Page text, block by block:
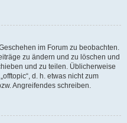
im Forum zu beobachten.
zu ändern und zu löschen und
und zu teilen. Üblicherweise
d. h. etwas nicht zum
Angreifendes schreiben.